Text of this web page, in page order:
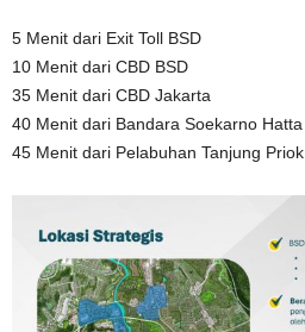
5 Menit dari Exit Toll BSD
10 Menit dari CBD BSD
35 Menit dari CBD Jakarta
40 Menit dari Bandara Soekarno Hatta
45 Menit dari Pelabuhan Tanjung Priok